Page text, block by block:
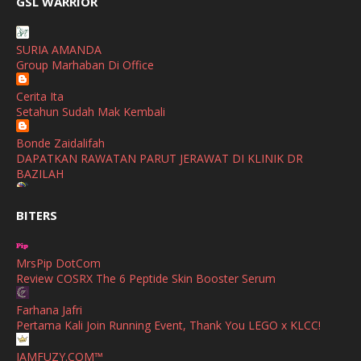
January
November
October
August
July
June
April
February (4)
January
PerySmith AirStick Pro Tampil Dengan Rekaan Ultra Nipis
Buatan Malaysia
SHALIMAR YUSOF
Selamat Maju Jaya Untuk Puan Intan
Show All
SURIA AMANDA
Group Marhaban Di Office
Cerita Ita
Setahun Sudah Mak Kembali
Bonde Zaidalifah
DAPATKAN RAWATAN PARUT JERAWAT DI KLINIK DR
BAZILAH
Huawei Pura 90s Series & Huawei Freeclip 2 S Now Available
Azlinda Alin Malaysian Parenting Lifestyle Beauty Blogs
HUAWEI PURA 90s SERIES MOBILE IMAGING AND ALL-
SCENARIO INNOVATION
Shuhaida Kabdy
Sanah Helwah Adik Sayang
BITERS
MrsPip DotCom
Review COSRX The 6 Peptide Skin Booster Serum
Farhana Jafri
Pertama Kali Join Running Event, Thank You LEGO x KLCC!
IAMFUZY.COM™